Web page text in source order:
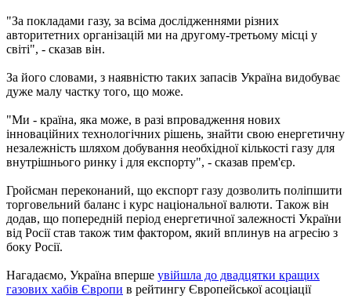
"За покладами газу, за всіма дослідженнями різних
авторитетних організацій ми на другому-третьому місці у
світі", - сказав він.
За його словами, з наявністю таких запасів Україна видобуває
дуже малу частку того, що може.
"Ми - країна, яка може, в разі впровадження нових
інноваційних технологічних рішень, знайти свою енергетичну
незалежність шляхом добування необхідної кількості газу для
внутрішнього ринку і для експорту", - сказав прем'єр.
Гройсман переконаний, що експорт газу дозволить поліпшити
торговельний баланс і курс національної валюти. Також він
додав, що попередній період енергетичної залежності України
від Росії став також тим фактором, який вплинув на агресію з
боку Росії.
Нагадаємо, Україна вперше увійшла до двадцятки кращих
газових хабів Європи в рейтингу Європейської асоціації